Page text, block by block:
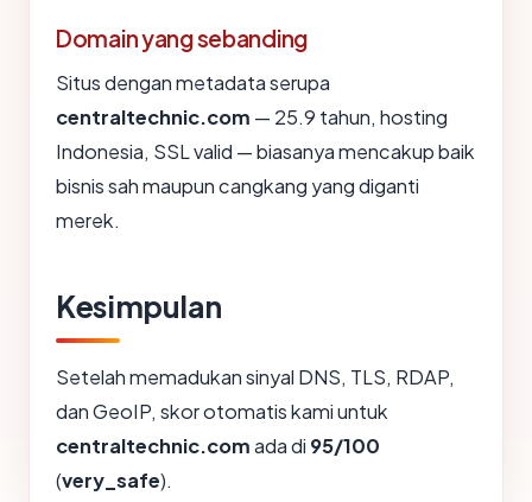
Domain yang sebanding
Situs dengan metadata serupa
centraltechnic.com — 25.9 tahun, hosting
Indonesia, SSL valid — biasanya mencakup baik
bisnis sah maupun cangkang yang diganti
merek.
Kesimpulan
Setelah memadukan sinyal DNS, TLS, RDAP,
dan GeoIP, skor otomatis kami untuk
centraltechnic.comada di 95/100
(very_safe).